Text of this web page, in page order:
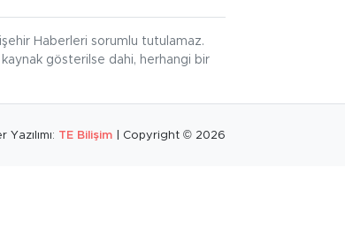
Haberleri sorumlu tutulamaz.
kaynak gösterilse dahi, herhangi bir
Yazılımı: TE Bilişim | Copyright © 2026